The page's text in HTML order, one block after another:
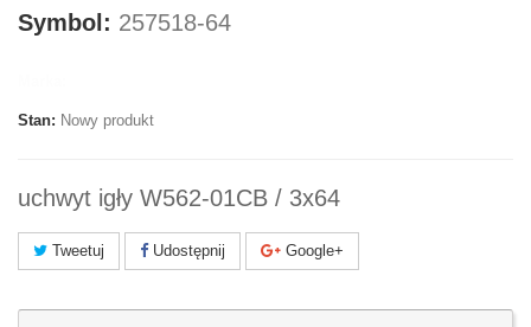
Symbol: 257518-64
Stan: Nowy produkt
uchwyt igły W562-01CB / 3x64
Tweetuj Udostępnij Google+